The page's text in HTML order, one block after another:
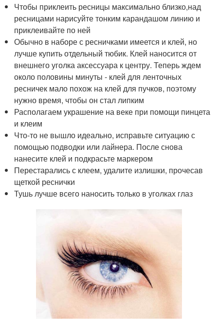
Чтобы приклеить ресницы максимально близко,над
ресницами нарисуйте тонким карандашом линию и
приклеивайте по ней
Обычно в наборе с ресничками имеется и клей, но
лучше купить отдельный тюбик. Клей наносится от
внешнего уголка аксессуара к центру. Теперь ждем
около половины минуты - клей для ленточных
ресничек мало похож на клей для пучков, поэтому
нужно время, чтобы он стал липким
Располагаем украшение на веке при помощи пинцета
и клеим
Что-то не вышло идеально, исправьте ситуацию с
помощью подводки или лайнера. После снова
нанесите клей и подкрасьте маркером
Перестарались с клеем, удалите излишки, прочесав
щеткой реснички
Тушь лучше всего наносить только в уголках глаз